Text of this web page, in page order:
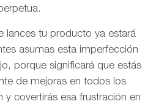
lances tu producto ya estará
asumas esta imperfección
porque significará que estás
de mejoras en todos los
y covertirás esa frustración en